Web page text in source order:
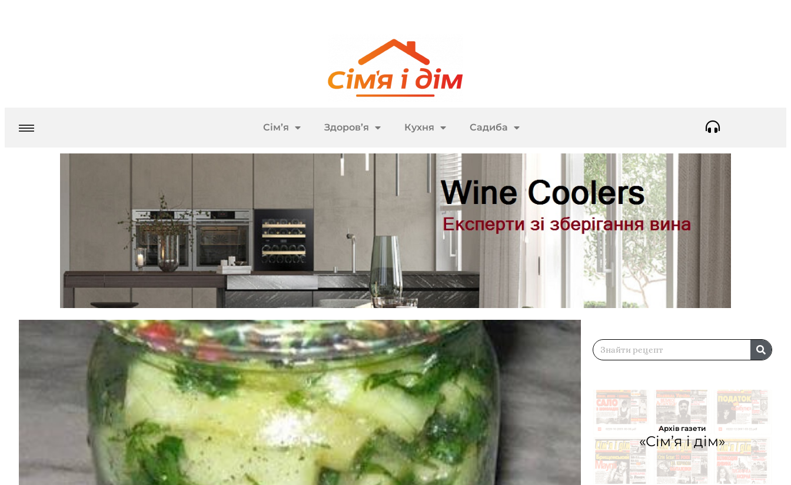
Сім’я Здоров’я Кухня Садиба
Архів газети
«Сім’я і дім»